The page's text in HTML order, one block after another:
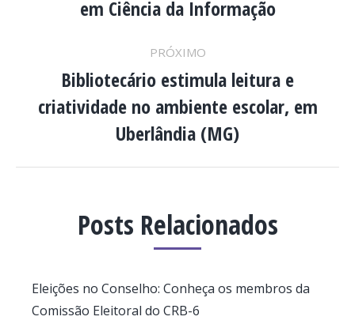
anterior:
em Ciência da Informação
PRÓXIMO
Próximo
post:
Bibliotecário estimula leitura e
criatividade no ambiente escolar, em
Uberlândia (MG)
Posts Relacionados
Eleições no Conselho: Conheça os membros da
Comissão Eleitoral do CRB-6